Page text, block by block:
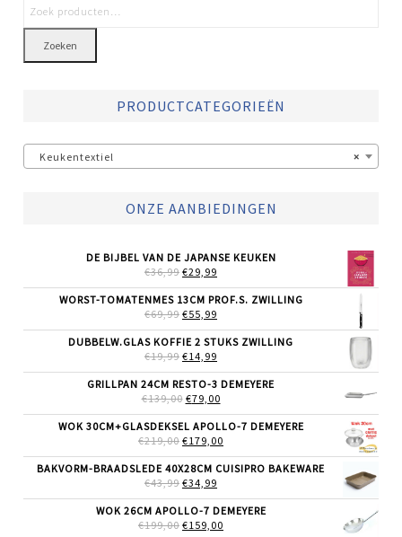
Zoeken
PRODUCTCATEGORIEËN
×
Keukentextiel
ONZE AANBIEDINGEN
DE BIJBEL VAN DE JAPANSE KEUKEN
€36,99 OORSPRONKELIJKE
WAS:
€36,99.
€29,99
IS:
WORST-TOMATENMES 13CM PROF.S. ZWILLING
€69,99 OORSPRONKELIJKE
WAS:
€69,99.
€55,99
IS:
DUBBELW.GLAS KOFFIE 2 STUKS ZWILLING
€19,99 OORSPRONKELIJKE
WAS:
€19,99.
€14,99
IS:
€14,99.
GRILLPAN 24CM RESTO-3 DEMEYERE
€139,00 OORSPRONKELIJKE
WAS:
€139,00.
€79,00HUIDIGE
IS:
€79,00.
WOK 30CM+GLASDEKSEL APOLLO-7 DEMEYERE
€219,00 OORSPRONKELIJKE
WAS:
€219,00.
€179,00
IS:
BAKVORM-BRAADSLEDE 40X28CM CUISIPRO BAKEWARE
€43,99 OORSPRONKELIJKE
WAS:
€43,99.
€34,99
IS:
€34,99.
WOK 26CM APOLLO-7 DEMEYERE
€199,00 OORSPRONKELIJKE
€159,00